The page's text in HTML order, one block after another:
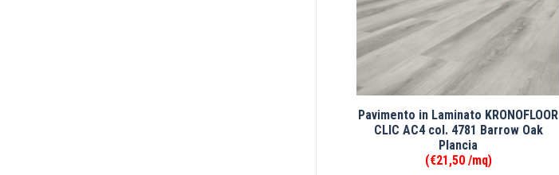
Pavimento in Laminato KRONOFLOOR
CLIC AC4 col. 4781 Barrow Oak
Plancia
(€21,50 /mq)